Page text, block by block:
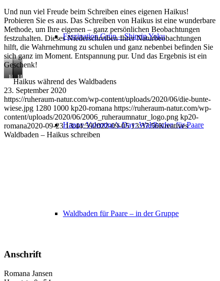
Faszination Grün – Shinrin Yoku
Happy Valentine’s Day: Waldbaden für Paare
Waldbaden für Paare – in der Gruppe
Und nun viel Freude beim Schreiben eines eigenen Haikus!
Probieren Sie es aus. Das Schreiben von Haikus ist eine wunderbare
Methode, um Ihre eigenen – ganz persönlichen Beobachtungen
festzuhalten. Dieses Niederschreiben Ihrer Naturbeobachtungen
hilft, die Wahrnehmung zu schulen und ganz nebenbei befinden Sie
sich ganz im Moment. Entspannung pur. Und das Ergebnis ist ein
Geschenk!
Haiku
von
Heidi
Haiku
von
AnnBritt
Haiku
von
Karin
Haikus während des Waldbadens
23. September 2020
https://ruheraum-natur.com/wp-content/uploads/2020/06/die-bunte-
wiese.jpg 1280 1000 kp20-romana https://ruheraum-natur.com/wp-
content/uploads/2020/06/2006_ruheraumnatur_logo.png kp20-
romana2020-09-23 13:44:592022-09-05 13:37:56Kreatives
Waldbaden – Haikus schreiben
Anschrift
Romana Jansen